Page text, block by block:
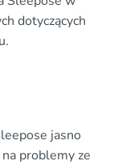
dotyczących
jasno
problemy ze